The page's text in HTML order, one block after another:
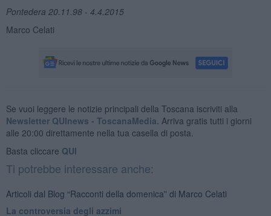
Pontedera 20.11.98 - 4.4.2015
Marco Celati
Se vuoi leggere le notizie principali della Toscana iscriviti alla
Newsletter QUInews - ToscanaMedia. Arriva gratis tutti i giorni
alle 20:00 direttamente nella tua casella di posta.
Basta cliccare QUI
Ti potrebbe interessare anche:
Articoli dal Blog “Racconti della domenica” di Marco Celati
La controversia degli azzimi